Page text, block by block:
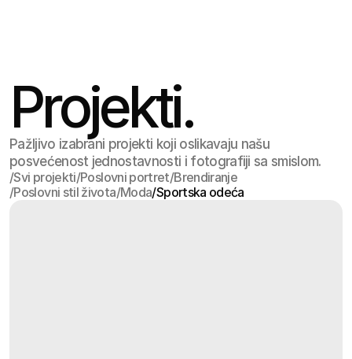
Projekti.
Pažljivo izabrani projekti koji oslikavaju našu
posvećenost jednostavnosti i fotografiji sa smislom.
/Svi projekti
Svi projekti
/Poslovni portret
Poslovni portret
/Brendiranje
Brendiranje
/Poslovni stil života/Moda/Sportska odeća